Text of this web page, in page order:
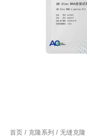
首页 / 克隆系列 / 无缝克隆